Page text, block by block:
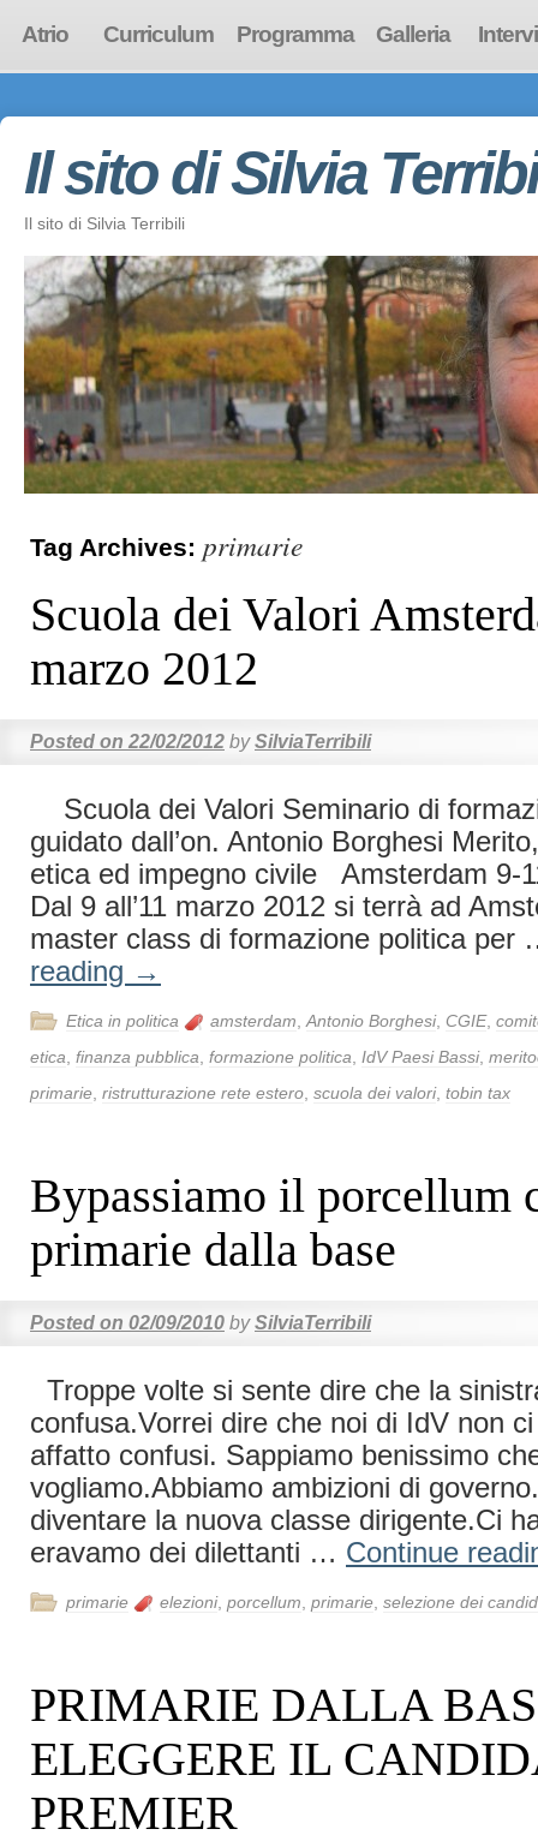
Atrio Curriculum Programma Galleria
Il sito di Silvia
Il sito di Silvia Terribili
Tag Archives: primarie
Scuola dei Valori
marzo 2012
Posted on 22/02/2012 by SilviaTerribili
Scuola dei Valori Seminario di
guidato dall’on. Antonio Borghesi
etica ed impegno civile Amsterdam 9-
Dal 9 all’11 marzo 2012 si terrà ad
master class di formazione politica
reading →
Etica in politica amsterdam Antonio Borghesi, CGIE,
etica finanza pubblica formazione politica IdV Paesi Bassi,
primarie ristrutturazione rete estero scuola dei valori, tobin tax
Bypassiamo il porcellum
primarie dalla base
Posted on 02/09/2010 by SilviaTerribili
Troppe volte si sente dire che la
confusa.Vorrei dire che noi di IdV non
affatto confusi. Sappiamo benissimo
vogliamo.Abbiamo ambizioni di
diventare la nuova classe dirigente.Ci
eravamo dei dilettanti … Continue
primarie elezioni, porcellum primarie selezione dei
PRIMARIE DALLA
ELEGGERE IL
PREMIER